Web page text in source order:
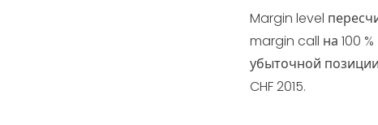
Margin level
margin call на 100
убыточной
CHF 2015.